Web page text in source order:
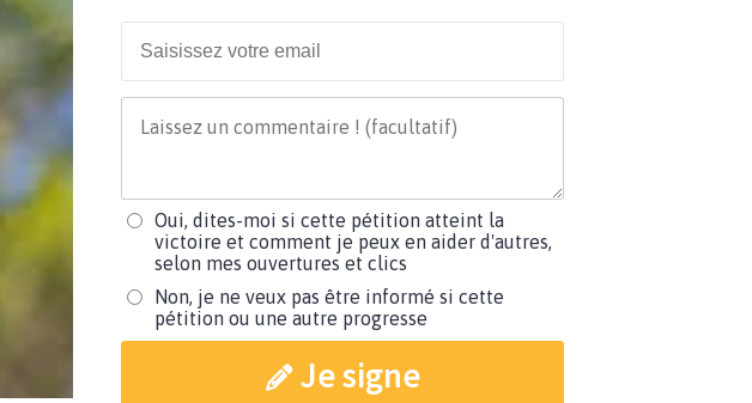
Oui, dites-moi si cette pétition atteint la
victoire et comment je peux en aider d'autres,
selon mes ouvertures et clics
Non, je ne veux pas être informé si cette
pétition ou une autre progresse
Je signe